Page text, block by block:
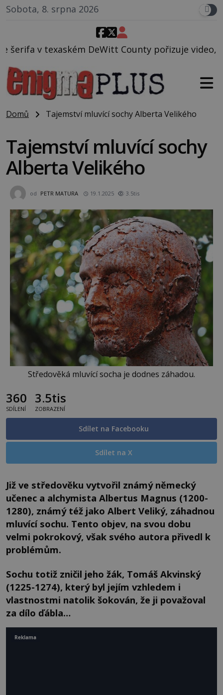
Sobota, 8. srpna 2026
County pořizuje video, na kterém před jeho
Domů Tajemství mluvící sochy Alberta Velikého
Tajemství mluvící sochy
Alberta Velikého
od PETR MATURA 19.1.2025 3.5tis
Středověká mluvící socha je dodnes záhadou.
360
SDÍLENÍ
3.5tis
ZOBRAZENÍ
Sdílet na Facebooku
Sdílet na X
Již ve středověku vytvořil známý německý
učenec a alchymista Albertus Magnus (1200-
1280), známý též jako Albert Veliký, záhadnou
mluvící sochu. Tento objev, na svou dobu
velmi pokrokový, však svého autora přivedl k
problémům.
Sochu totiž zničil jeho žák, Tomáš Akvinský
(1225-1274), který byl jejím vzhledem i
vlastnostmi natolik šokován, že ji považoval
za dílo ďábla…
Reklama